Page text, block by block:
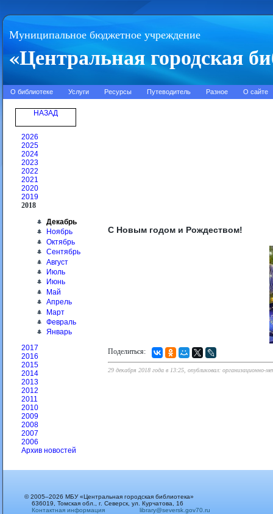
Муниципальное бюджетное учреждение
«Центральная городская
О библиотеке Услуги Ресурсы Путеводитель Разное О сайте
НАЗАД
2026
2025
2024
2023
2022
2021
2020
2019
2018
Декабрь
Ноябрь
Октябрь
Сентябрь
Август
Июль
Июнь
Май
Апрель
Март
Февраль
Январь
2017
2016
2015
2014
2013
2012
2011
2010
2009
2008
2007
2006
Архив новостей
С Новым годом и Рождеством!
Поделиться:
29 декабря 2018 года в 13:25, опубликовал: организационно-
© 2005–2026 МБУ «Центральная городская библиотека»
636019, Томская обл., г. Северск, ул. Курчатова, 16
Контактная информация
library@seversk.gov70.ru